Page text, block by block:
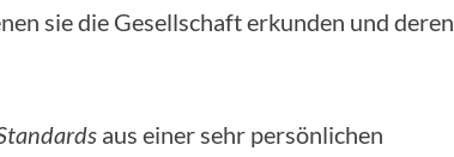
sie die Gesellschaft erkunden und deren
aus einer sehr persönlichen